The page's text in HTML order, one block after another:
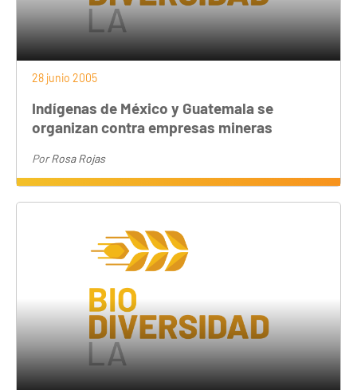
28 junio 2005
Indígenas de México y Guatemala se
organizan contra empresas mineras
PorRosa Rojas